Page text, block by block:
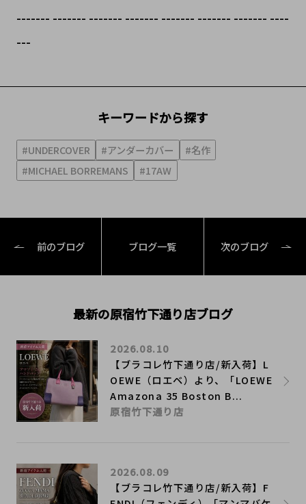
------- ------- ------- ------- ------- ------- ------- ----
---
キーワードから探す
#UNDERCOVER #アンダーカバー
#名作
#MICHAEL BORREMANS
#17AW
前のブログ ブログ一覧 次のブログ
最新の原宿竹下通り店ブログ
【ブラコレ竹下通り店/新入荷】L
OEWE（ロエベ）より、「LOEWE
Amazona 35 Boston B...
2026.08.10
原宿竹下通り店
【ブラコレ竹下通り店/新入荷】F
2026.08.09